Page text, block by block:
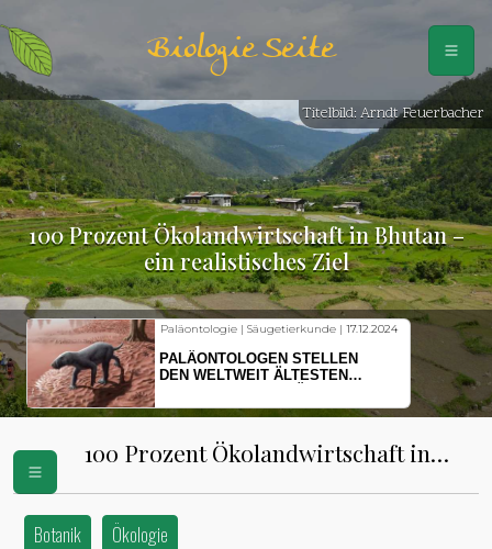
Biologie Seite
Titelbild: Arndt Feuerbacher
100 Prozent Ökolandwirtschaft in Bhutan –
ein realistisches Ziel
Fischkunde | Klimawandel |18.11.2024
KLIMAWANDEL SETZT
HERINGSLARVEN UNTER
17.12.2024
100 Prozent Ökolandwirtschaft in
Botanik Ökologie